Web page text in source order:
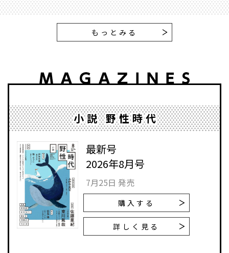
もっとみる
小説 野性時代
最新号
2026年8月号
7月25日 発売
購入する
詳しく見る